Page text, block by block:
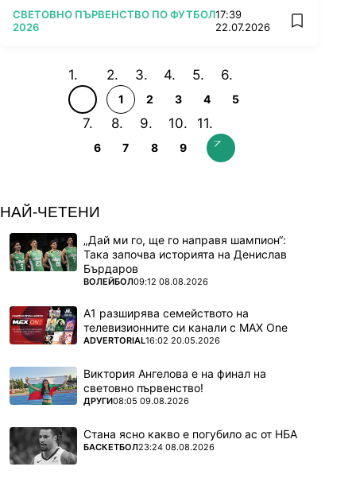
ПОВЕЧЕ ОТ
СВЕТОВНО ПЪРВЕНСТВО ПО ФУТБОЛ
2026
17:39
22.07.2026
add
1 2 3 4 5
6 7 8 9
НАЙ-ЧЕТЕНИ
„Дай ми го, ще го направя шампион“:
Така започва историята на Денислав
Бърдаров
ПОВЕЧЕ ОТ
ВОЛЕЙБОЛ09:12 08.08.2026
А1 разширява семейството на
телевизионните си канали с MAX One
ПОВЕЧЕ ОТ
ADVERTORIAL16:02 20.05.2026
Виктория Ангелова е на финал на
световно първенство!
ПОВЕЧЕ ОТ
ДРУГИ08:05 09.08.2026
Стана ясно какво е погубило ас от НБА
ПОВЕЧЕ ОТ
БАСКЕТБОЛ23:24 08.08.2026